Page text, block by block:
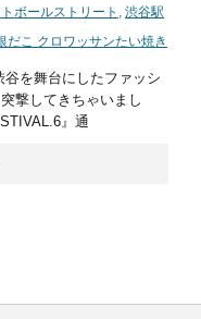
ボールストリート , 渋谷駅
だこ クロワッサンたい焼き
を舞台にしたファッシ
撃してきちゃいまし
』通